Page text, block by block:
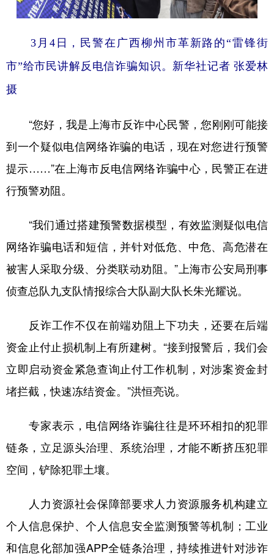
3月4日，民警在广西柳州市革新路的“雷锋街
市”给市民讲解反电信诈骗知识。 新华社记者 张爱林
摄
“您好，我是上海市反诈中心民警，您刚刚可能接
到一个疑似电信网络诈骗的电话，现在对您进行预警
提示……”在上海市反电信网络诈骗中心，民警正在进
行预警劝阻。
“我们通过搭建预警数据模型，有效监测疑似电信
网络诈骗电话和短信，并针对低危、中危、高危潜在
被害人采取分级、分类联动劝阻。”上海市公安局刑事
侦查总队九支队情报综合大队副大队长朱光耀说。
反诈工作不仅在前端劝阻上下功夫，还要在后端
资金止付止损机制上有所建树。“接到报警后，我们会
立即启动资金紧急查询止付工作机制，对涉案资金封
堵拦截，快速冻结资金。”洪恒亮说。
专家表示，电信网络诈骗往往是环环相扣的犯罪
链条，立足源头治理、系统治理，才能不断挤压犯罪
空间，铲除犯罪土壤。
人力资源社会保障部要求人力资源服务机构建立
个人信息保护、个人信息安全监测预警等机制；工业
和信息化部加强APP全链条治理，持续推进针对涉诈